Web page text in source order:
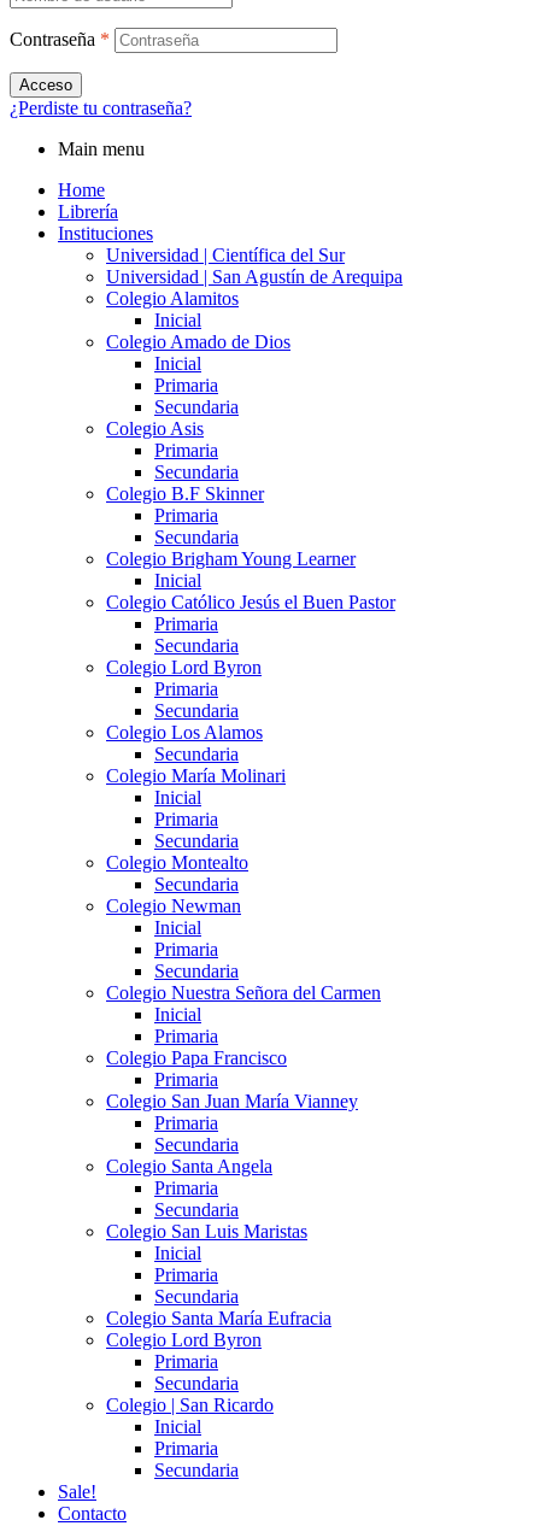
Contraseña *
Acceso
¿Perdiste tu contraseña?
Main menu
Home
Librería
Instituciones
Universidad | Científica del Sur
Universidad | San Agustín de Arequipa
Colegio Alamitos
Inicial
Colegio Amado de Dios
Inicial
Primaria
Secundaria
Colegio Asis
Primaria
Secundaria
Colegio B.F Skinner
Primaria
Secundaria
Colegio Brigham Young Learner
Inicial
Colegio Católico Jesús el Buen Pastor
Primaria
Secundaria
Colegio Lord Byron
Primaria
Secundaria
Colegio Los Alamos
Secundaria
Colegio María Molinari
Inicial
Primaria
Secundaria
Colegio Montealto
Secundaria
Colegio Newman
Inicial
Primaria
Secundaria
Colegio Nuestra Señora del Carmen
Inicial
Primaria
Colegio Papa Francisco
Primaria
Colegio San Juan María Vianney
Primaria
Secundaria
Colegio Santa Angela
Primaria
Secundaria
Colegio San Luis Maristas
Inicial
Primaria
Secundaria
Colegio Santa María Eufracia
Colegio Lord Byron
Primaria
Secundaria
Colegio | San Ricardo
Inicial
Primaria
Secundaria
Sale!
Contacto